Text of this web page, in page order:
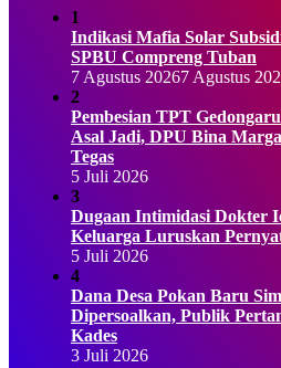
1
Indikasi Mafia Solar
SPBU Compreng Tuban
7 Agustus 20267 Agustus
2
Pembesian TPT
Asal Jadi, DPU Bina
Tegas
5 Juli 2026
3
Dugaan Intimidasi Dokter
Keluarga Luruskan
5 Juli 2026
4
Dana Desa Pokan Baru
Dipersoalkan, Publik
Kades
3 Juli 2026